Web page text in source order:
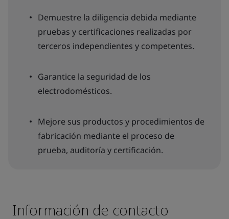
Demuestre la diligencia debida mediante
pruebas y certificaciones realizadas por
terceros independientes y competentes.
Garantice la seguridad de los
electrodomésticos.
Mejore sus productos y procedimientos de
fabricación mediante el proceso de
prueba, auditoría y certificación.